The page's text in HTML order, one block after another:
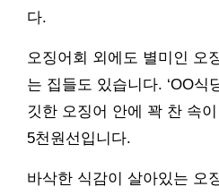
다.
오징어회 외에도 별미인 오
는 집들도 있습니다. ‘OO식
깃한 오징어 안에 꽉 찬 속
5천원선입니다.
바삭한 식감이 살아있는 오